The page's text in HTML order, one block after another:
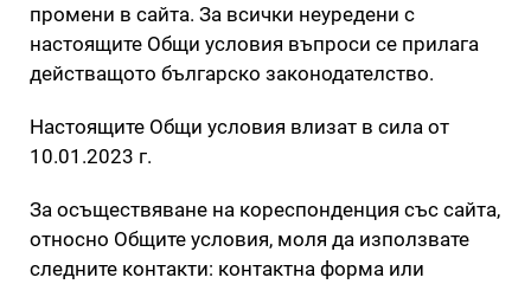
промени в сайта. За всички неуредени с
настоящите Общи условия въпроси се прилага
действащото българско законодателство.
Настоящите Общи условия влизат в сила от
10.01.2023 г.
За осъществяване на кореспонденция със сайта,
относно Общите условия, моля да използвате
следните контакти: контактна форма или